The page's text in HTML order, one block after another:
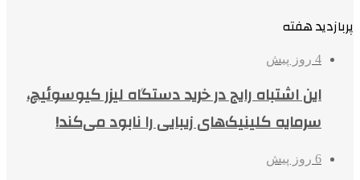
پربازدید هفته
4 روز پیش
این اشتباه رایج در خرید دستگاه لیزر کیوسوئیچ،
سرمایه کلینیک‌های زیبایی را نابود می‌کند!
6 روز پیش